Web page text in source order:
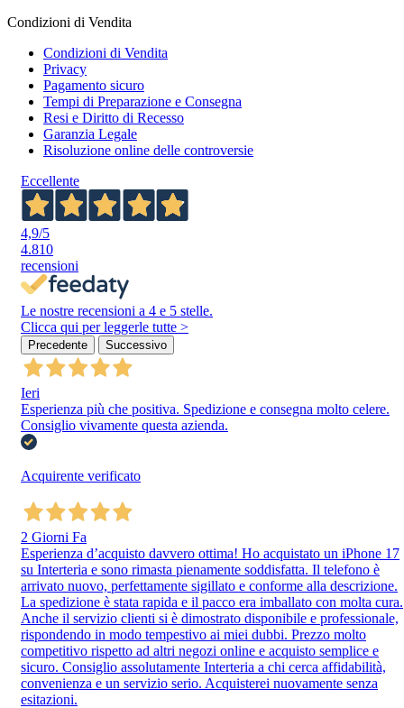
Condizioni di Vendita
Condizioni di Vendita
Privacy
Pagamento sicuro
Tempi di Preparazione e Consegna
Resi e Diritto di Recesso
Garanzia Legale
Risoluzione online delle controversie
Eccellente
4,9/5
4.810
recensioni
Le nostre recensioni a 4 e 5 stelle.
Clicca qui per leggerle tutte >
Precedente Successivo
Ieri
Esperienza più che positiva. Spedizione e consegna molto celere.
Consiglio vivamente questa azienda.
Acquirente verificato
2 Giorni Fa
Esperienza d’acquisto davvero ottima! Ho acquistato un iPhone 17
su Interteria e sono rimasta pienamente soddisfatta. Il telefono è
arrivato nuovo, perfettamente sigillato e conforme alla descrizione.
La spedizione è stata rapida e il pacco era imballato con molta cura.
Anche il servizio clienti si è dimostrato disponibile e professionale,
rispondendo in modo tempestivo ai miei dubbi. Prezzo molto
competitivo rispetto ad altri negozi online e acquisto semplice e
sicuro. Consiglio assolutamente Interteria a chi cerca affidabilità,
convenienza e un servizio serio. Acquisterei nuovamente senza
esitazioni.